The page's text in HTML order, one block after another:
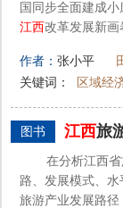
国同步全面建成
江西改革发展新画
作者： 张小平
关键词：
区域经
图书 江西旅
在分析江西
路、发展模式、
旅游产业发展路